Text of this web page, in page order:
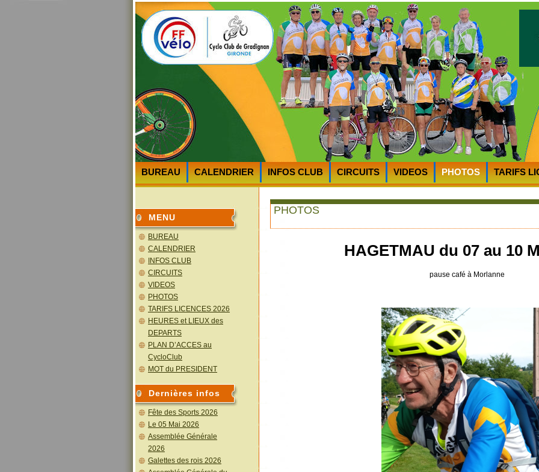
BUREAU CALENDRIER INFOS CLUB CIRCUITS VIDEOS PHOTOS
TARIFS
MENU
BUREAU
CALENDRIER
INFOS CLUB
CIRCUITS
VIDEOS
PHOTOS
TARIFS LICENCES 2026
HEURES et LIEUX des
DEPARTS
PLAN D’ACCES au
CycloClub
MOT du PRESIDENT
Dernières infos
Fête des Sports 2026
Le 05 Mai 2026
Assemblée Générale
2026
Galettes des rois 2026
PHOTOS
HAGETMAU du 07 au 10
pause café à Morlanne